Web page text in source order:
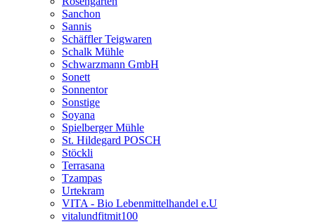
Sanchon
Sannis
Schäffler Teigwaren
Schalk Mühle
Schwarzmann GmbH
Sonett
Sonnentor
Sonstige
Soyana
Spielberger Mühle
St. Hildegard POSCH
Stöckli
Terrasana
Tzampas
Urtekram
VITA - Bio Lebenmittelhandel e.U
vitalundfitmit100